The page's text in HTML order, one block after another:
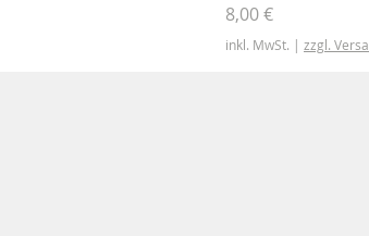
Preis
8,00 €
inkl. MwSt. | zzgl.